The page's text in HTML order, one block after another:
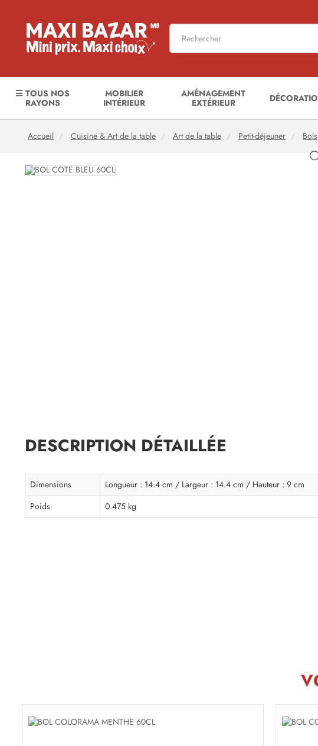
☰ TOUS NOS
RAYONS
MOBILIER
INTÉRIEUR
AMÉNAGEMENT
EXTÉRIEUR
Accueil Cuisine & Art de la table Art de la table Petit-déjeuner Bols
DESCRIPTION DÉTAILLÉE
Dimensions
Longueur : 14.4 cm / Largeur : 14.4 cm / Hauteur : 9 cm
Poids
0.475 kg